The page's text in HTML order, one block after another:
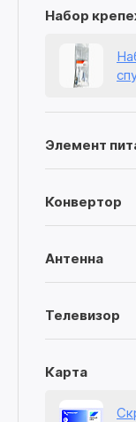
Набор
Элемент
Конвертор
Антенна
Телевизор
Карта